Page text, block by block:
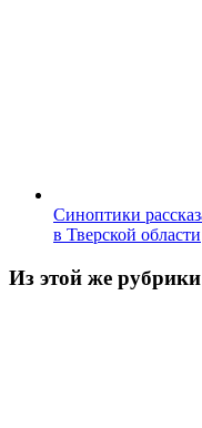
Синоптики
в Тверской области
Из этой же рубрики